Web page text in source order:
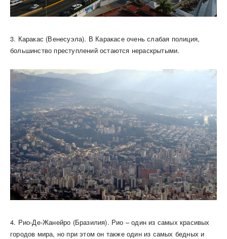
3. Каракас (Венесуэла). В Каракасе очень слабая полиция,
большинство преступлений остаются нераскрытыми.
4. Рио-Де-Жанейро (Бразилия). Рио – один из самых красивых
городов мира, но при этом он также один из самых бедных и